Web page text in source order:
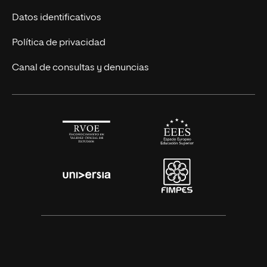
Títulos Americanos
Alianza Newman
Únete a nosotros
Actualidad
Solicita información
Datos identificativos
Política de privacidad
Canal de consultas y denuncias